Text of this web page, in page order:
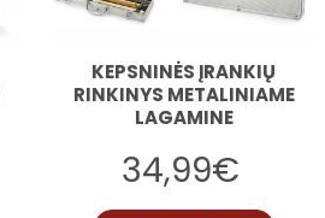
KEPSNINĖS ĮRANKIŲ
RINKINYS METALINIAME
LAGAMINE
34,99€